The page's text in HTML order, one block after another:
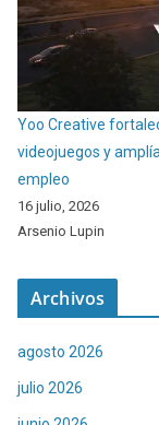
Yoo Creative
videojuegos y
empleo
16 julio, 2026
Arsenio Lupin
Archivos
agosto 2026
julio 2026